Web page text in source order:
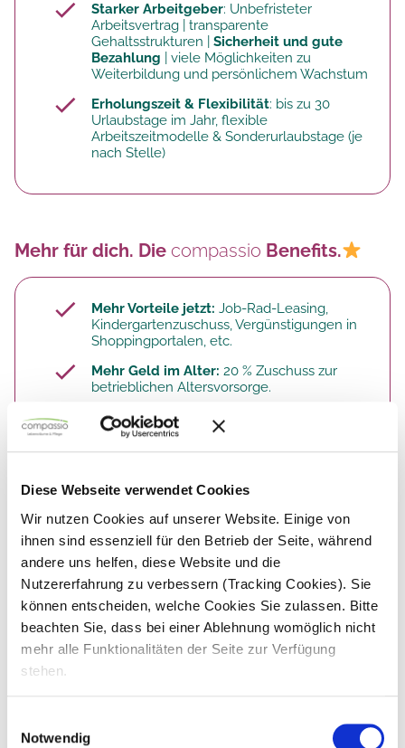
Diese Webseite verwendet Cookies
Wir nutzen Cookies auf unserer Website. Einige von
ihnen sind essenziell für den Betrieb der Seite, während
andere uns helfen, diese Website und die
Nutzererfahrung zu verbessern (Tracking Cookies). Sie
können entscheiden, welche Cookies Sie zulassen. Bitte
beachten Sie, dass bei einer Ablehnung womöglich nicht
mehr alle Funktionalitäten der Seite zur Verfügung
stehen.
Notwendig
Starker Arbeitgeber: Unbefristeter
Arbeitsvertrag | transparente
Gehaltsstrukturen | Sicherheit und gute
Bezahlung | viele Möglichkeiten zu
Weiterbildung und persönlichem Wachstum
Erholungszeit & Flexibilität: bis zu 30
Urlaubstage im Jahr, flexible
Arbeitszeitmodelle & Sonderurlaubstage (je
nach Stelle)
Mehr für dich. Die compassio Benefits.
Mehr Vorteile jetzt: Job-Rad-Leasing,
Kindergartenzuschuss, Vergünstigungen in
Shoppingportalen, etc.
Mehr Geld im Alter: 20 % Zuschuss zur
betrieblichen Altersvorsorge.​
Hier findest du die Übersicht aller Benefits
(Link):Vielfältige Mitarbeiter-Benefits bei
compassio
So arbeitest du. Deine Aufgaben.
Als Pflegehilfskraft hast du viel Bezug zu unseren
Du hilfst den Bewohnern: bei der